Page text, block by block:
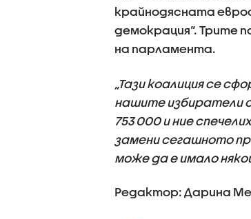
крайнодясната
демокрация“. Трите
на парламента.
„Тази коалиция се
нашите избиратели
753 000 и ние
замени сегашното
може да е имало
Редактор: Дарина